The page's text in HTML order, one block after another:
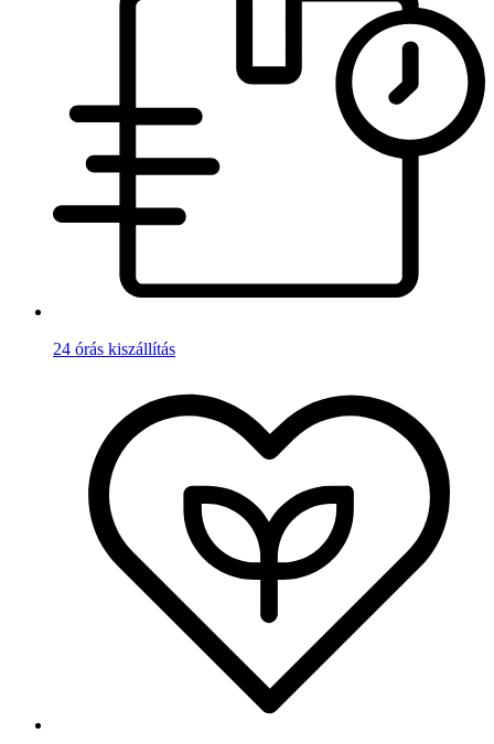
24 órás kiszállítás